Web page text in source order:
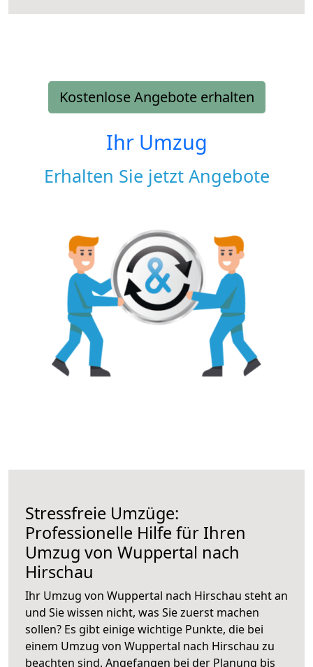
Kostenlose Angebote erhalten
Ihr Umzug
Erhalten Sie jetzt Angebote
Stressfreie Umzüge:
Professionelle Hilfe für Ihren
Umzug von Wuppertal nach
Hirschau
Ihr Umzug von Wuppertal nach Hirschau steht an
und Sie wissen nicht, was Sie zuerst machen
sollen? Es gibt einige wichtige Punkte, die bei
einem Umzug von Wuppertal nach Hirschau zu
beachten sind. Angefangen bei der Planung bis